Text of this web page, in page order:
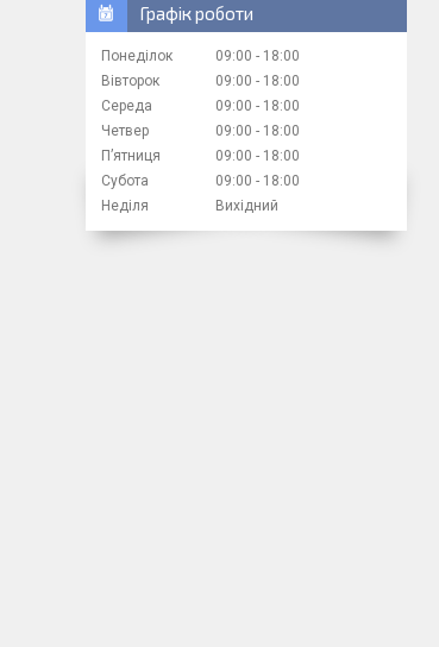
Графік роботи
Понеділок 09:00
18:00
Вівторок
09:00
18:00
Середа
09:00
18:00
Четвер
09:00
18:00
Пʼятниця
09:00
18:00
Субота
09:00
18:00
Неділя
Вихідний